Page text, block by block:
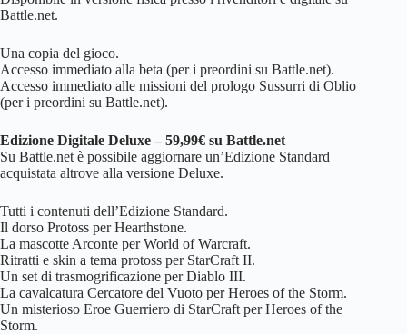
Battle.net.
Una copia del gioco.
Accesso immediato alla beta (per i preordini su Battle.net).
Accesso immediato alle missioni del prologo Sussurri di Oblio
(per i preordini su Battle.net).
Edizione Digitale Deluxe – 59,99€ su Battle.net
Su Battle.net è possibile aggiornare un’Edizione Standard
acquistata altrove alla versione Deluxe.
Tutti i contenuti dell’Edizione Standard.
Il dorso Protoss per Hearthstone.
La mascotte Arconte per World of Warcraft.
Ritratti e skin a tema protoss per StarCraft II.
Un set di trasmogrificazione per Diablo III.
La cavalcatura Cercatore del Vuoto per Heroes of the Storm.
Un misterioso Eroe Guerriero di StarCraft per Heroes of the
Storm.